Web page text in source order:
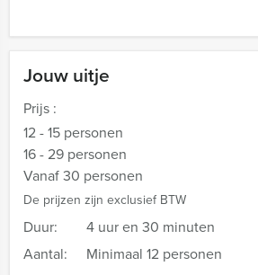
Jouw uitje
Prijs :
12 - 15 personen
16 - 29 personen
Vanaf 30 personen
De prijzen zijn exclusief BTW
Duur:
4 uur en 30 minuten
Aantal:
Minimaal 12 personen